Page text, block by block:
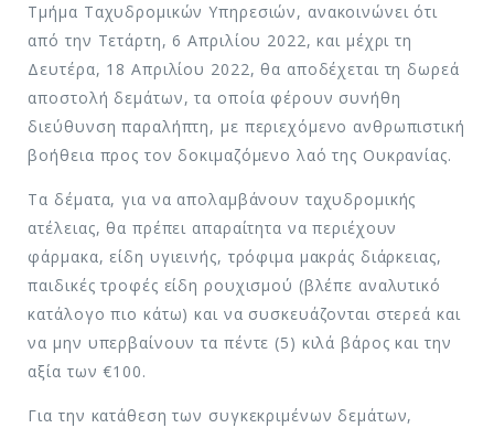
Τμήμα Ταχυδρομικών Υπηρεσιών, ανακοινώνει ότι
από την Τετάρτη, 6 Απριλίου 2022, και μέχρι τη
Δευτέρα, 18 Απριλίου 2022, θα αποδέχεται τη δωρεά
αποστολή δεμάτων, τα οποία φέρουν συνήθη
διεύθυνση παραλήπτη, με περιεχόμενο ανθρωπιστική
βοήθεια προς τον δοκιμαζόμενο λαό της Ουκρανίας.
Τα δέματα, για να απολαμβάνουν ταχυδρομικής
ατέλειας, θα πρέπει απαραίτητα να περιέχουν
φάρμακα, είδη υγιεινής, τρόφιμα μακράς διάρκειας,
παιδικές τροφές είδη ρουχισμού (βλέπε αναλυτικό
κατάλογο πιο κάτω) και να συσκευάζονται στερεά και
να μην υπερβαίνουν τα πέντε (5) κιλά βάρος και την
αξία των €100.
Για την κατάθεση των συγκεκριμένων δεμάτων,